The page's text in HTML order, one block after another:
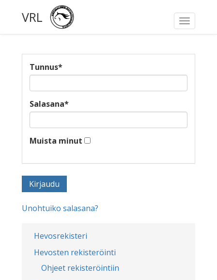
Toggle
VRL
Hevosrekisteri
Hevosten rekisteröinti
Ohjeet rekisteröintiin
Tunnus*
Salasana*
Muista minut
Unohtuiko salasana?